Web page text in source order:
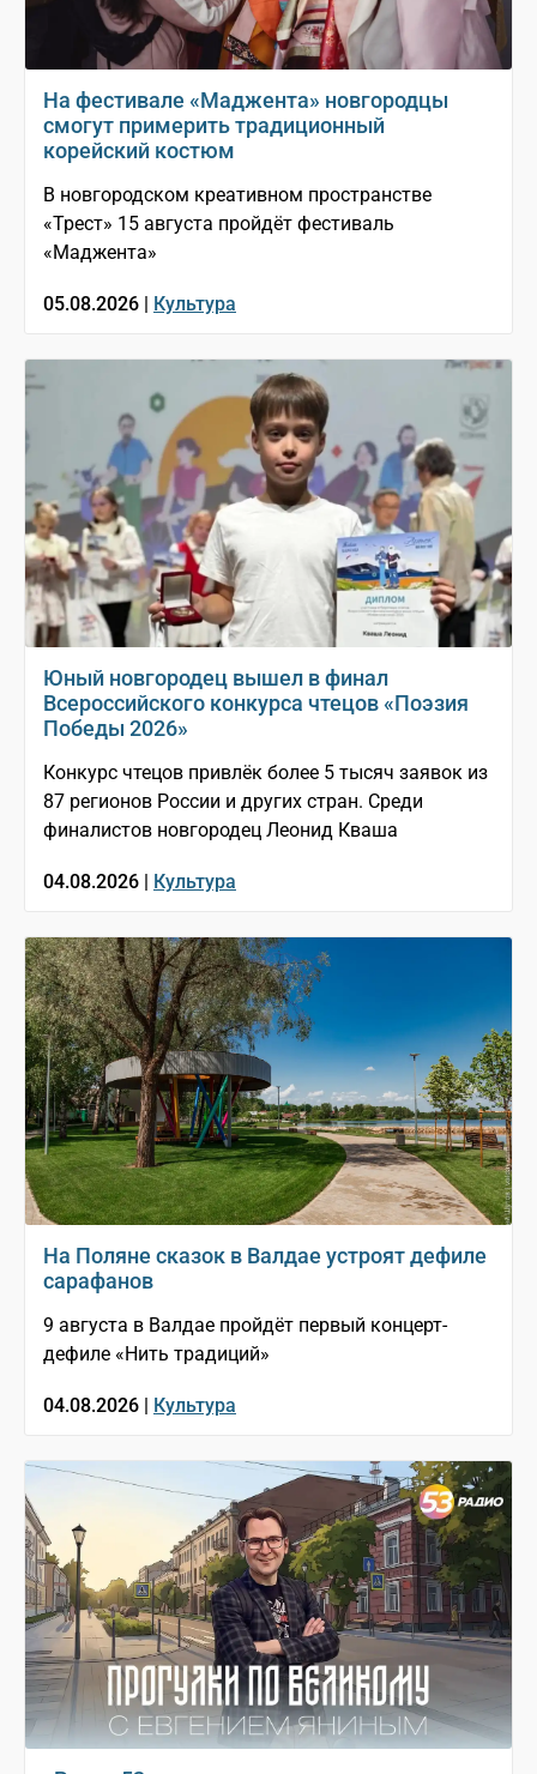
На фестивале «Маджента» новгородцы
смогут примерить традиционный
корейский костюм
В новгородском креативном пространстве
«Трест» 15 августа пройдёт фестиваль
«Маджента»
05.08.2026 | Культура
Юный новгородец вышел в финал
Всероссийского конкурса чтецов «Поэзия
Победы 2026»
Конкурс чтецов привлёк более 5 тысяч заявок из
87 регионов России и других стран. Среди
финалистов новгородец Леонид Кваша
04.08.2026 | Культура
На Поляне сказок в Валдае устроят дефиле
сарафанов
9 августа в Валдае пройдёт первый концерт-
дефиле «Нить традиций»
04.08.2026 | Культура